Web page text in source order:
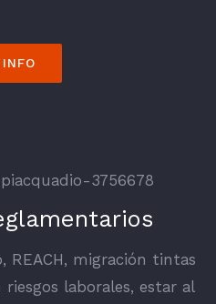
REACH, migración tintas
riesgos laborales, estar al